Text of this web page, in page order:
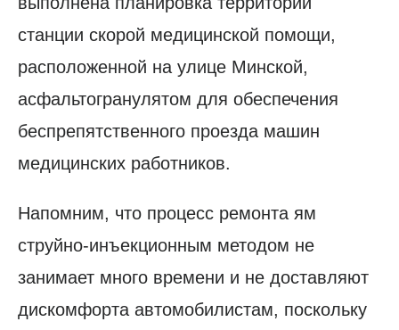
станции скорой медицинской помощи,
расположенной на улице Минской,
асфальтогранулятом для обеспечения
беспрепятственного проезда машин
медицинских работников.
Напомним, что процесс ремонта ям
струйно-инъекционным методом не
занимает много времени и не доставляют
дискомфорта автомобилистам, поскольку